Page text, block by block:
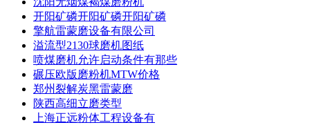
开阳矿磷开阳矿磷开阳矿磷
擎航雷蒙磨设备有限公司
溢流型2130球磨机图纸
喷煤磨机允许启动条件有那些
碾压欧版磨粉机MTW价格
郑州裂解炭黑雷蒙磨
陕西高细立磨类型
上海正远粉体工程设备有